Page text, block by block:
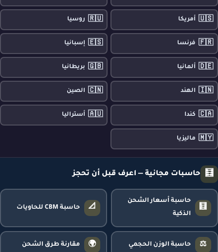
🇺🇸 أمريكا 🇷🇺 روسيا
🇫🇷 فرنسا 🇪🇸 إسبانيا
🇩🇪 ألمانيا 🇬🇧 بريطانيا
🇮🇳 الهند 🇨🇳 الصين
🇨🇦 كندا 🇦🇺 أستراليا
🇲🇾 ماليزيا
🧮 حاسبات مجانية — اعرف قبل أن تحجز
🧮
حاسبة أسعار الشحن
الذكية
📐 حاسبة CBM للحاويات
⚖️ حاسبة الوزن الحجمي 🌍 مقارنة طرق الشحن